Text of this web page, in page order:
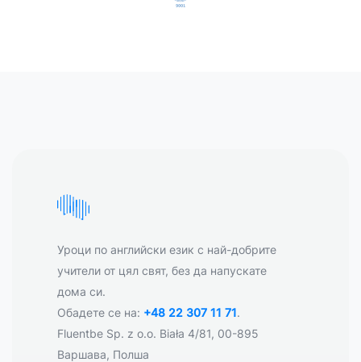
Уроци по английски език с най-добрите
учители от цял свят, без да напускате
дома си.
Обадете се на: +48 22 307 11 71.
Fluentbe Sp. z o.o. Biała 4/81, 00-895
Варшава, Полша